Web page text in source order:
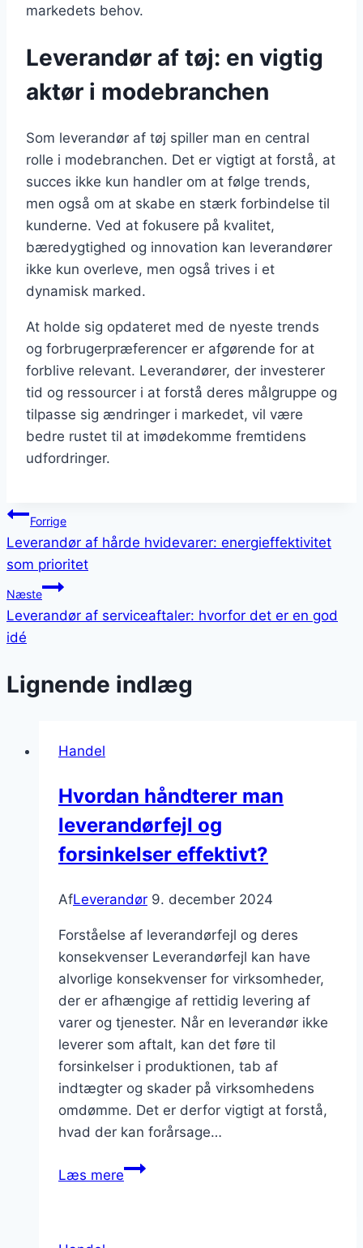
markedets behov.
Leverandør af tøj: en vigtig
aktør i modebranchen
Som leverandør af tøj spiller man en central
rolle i modebranchen. Det er vigtigt at forstå, at
succes ikke kun handler om at følge trends,
men også om at skabe en stærk forbindelse til
kunderne. Ved at fokusere på kvalitet,
bæredygtighed og innovation kan leverandører
ikke kun overleve, men også trives i et
dynamisk marked.
At holde sig opdateret med de nyeste trends
og forbrugerpræferencer er afgørende for at
forblive relevant. Leverandører, der investerer
tid og ressourcer i at forstå deres målgruppe og
tilpasse sig ændringer i markedet, vil være
bedre rustet til at imødekomme fremtidens
udfordringer.
Indlægsnavigation
Forrige
Leverandør af hårde hvidevarer: energieffektivitet
som prioritet
Næste
Leverandør af serviceaftaler: hvorfor det er en god
idé
Lignende indlæg
Handel
Hvordan håndterer man
leverandørfejl og
forsinkelser effektivt?
AfLeverandør 9. december 2024
Forståelse af leverandørfejl og deres
konsekvenser Leverandørfejl kan have
alvorlige konsekvenser for virksomheder,
der er afhængige af rettidig levering af
varer og tjenester. Når en leverandør ikke
leverer som aftalt, kan det føre til
forsinkelser i produktionen, tab af
indtægter og skader på virksomhedens
omdømme. Det er derfor vigtigt at forstå,
hvad der kan forårsage…
Læs mereHvordan